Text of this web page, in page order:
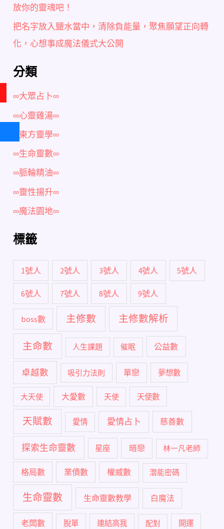
放你的靈魂吧！
把名字放入鹽水當中，清除負能量，聚焦願望正向轉
化，心想事成魔法儀式大公開
分類
∞大眾占卜∞
∞心靈雞湯∞
∞東方靈學∞
∞生命靈數∞
∞脈輪精油∞
∞靈性揚升∞
∞魔法園地∞
標籤
1號人 2號人 3號人 4號人 5號人
6號人 7號人 8號人 9號人
boss數 主修數 主修數解析
主命數 人生課題 催眠 公益數
卓越數 吸引力法則 單戀 夢想數
大天使 大愛數 天使 天使數
天賦數 愛情 愛情占卜 慈善數
探索生命靈數 星座 暗戀 林一凡老師
格局數 業債數 權威數 潛能密碼
生命靈數 生命靈數教學 白魔法
老闆數 脫單 連結高我 配對 開運